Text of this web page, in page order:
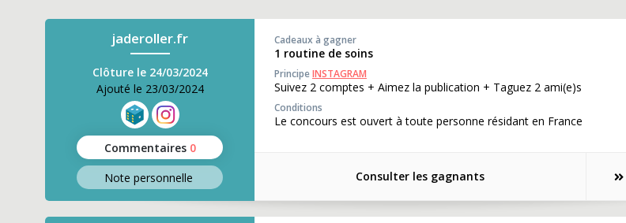
jaderoller.fr
Clôture le 24/03/2024
Ajouté le 23/03/2024
Commentaires 0
Note personnelle
Cadeaux à gagner
1 routine de soins
PrincipeINSTAGRAM
Suivez 2 comptes + Aimez la publication + Taguez 2 ami(e)s
Conditions
Le concours est ouvert à toute personne résidant en France
Consulter les gagnants